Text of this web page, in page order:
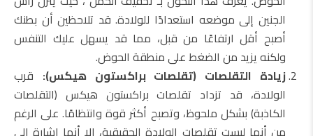
الجنين إلى موضعه استعدادًا للولادة. قد تلاحظين أن بطنك
أصبح أقل ارتفاعًا من قبل، مما قد يسهل عليك التنفس
ولكنه يزيد من الضغط على منطقة الحوض.
زيادة التقلصات (تقلصات براكستون هيكس): قرب
الولادة، قد تزداد تقلصات براكستون هيكس (التقلصات
الكاذبة) بشكل ملحوظ، وتصبح أكثر قوة وانتظامًا. على الرغم
من أنها ليست تقلصات الولادة الحقيقية، إلا أنها إشارة إلى